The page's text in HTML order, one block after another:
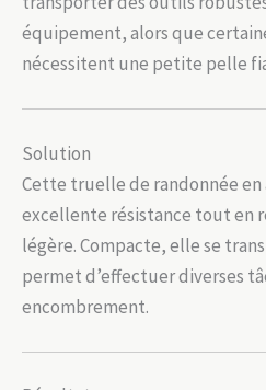
équipement, alors que
nécessitent une petite pelle
Solution
Cette truelle de randonnée
excellente résistance tout en
légère. Compacte, elle se
permet d’effectuer diverses
encombrement.